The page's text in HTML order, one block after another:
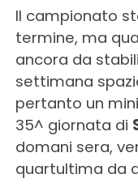
Il campionato
termine, ma
ancora da
settimana
pertanto un
35^ giornata di
domani sera,
quartultima da